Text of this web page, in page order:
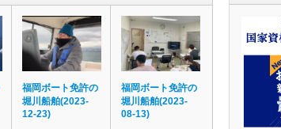
福岡ボート免許の
堀川船舶(2023-
12-23)
福岡ボート免許の
堀川船舶(2023-
08-13)